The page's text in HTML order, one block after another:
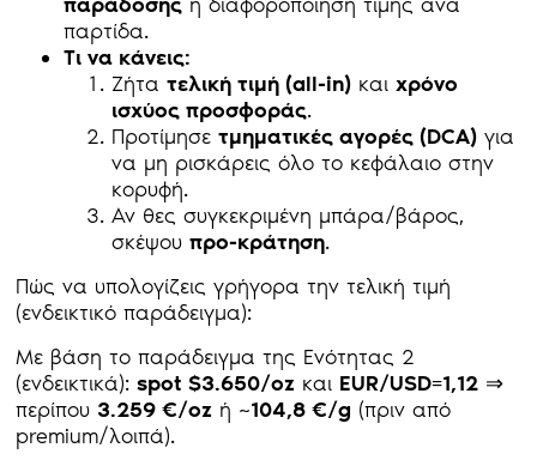
παρτίδα.
Τι να κάνεις:
Ζήτατελική τιμή (all-in) καιχρόνο
ισχύος προσφοράς.
Προτίμησετμηματικές αγορές (DCA) για
να μη ρισκάρεις όλο το κεφάλαιο στην
κορυφή.
Αν θες συγκεκριμένη μπάρα/βάρος,
σκέψουπρο-κράτηση.
Πώς να υπολογίζεις γρήγορα την τελική τιμή
(ενδεικτικό παράδειγμα):
Με βάση το παράδειγμα της Ενότητας 2
(ενδεικτικά):spot $3.650/oz και EUR/USD=1,12 ⇒
περίπου 3.259 €/oz ή ~104,8 €/g (πριν από
premium/λοιπά).